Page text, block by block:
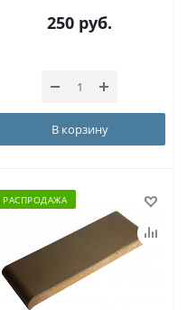
250 руб.
В корзину
РАСПРОДАЖА